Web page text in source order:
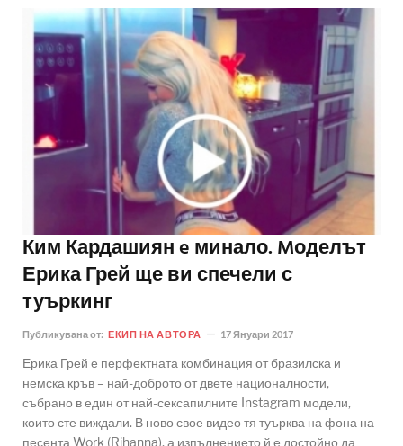
Ким Кардашиян e минало. Mоделът
Ерика Грей ще ви спечели с
туъркинг
Публикувана от: ЕКИП НА АВТОРА 17 Януари 2017
Ерика Грей е перфектната комбинация от бразилска и
немска кръв – най-доброто от двете националности,
събрано в един от най-сексапилните Instagram модели,
които сте виждали. В ново свое видео тя туърква на фона на
песента Work (Rihanna), а изпълнението й е достойно да